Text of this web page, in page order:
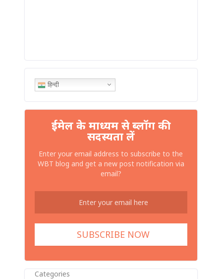
हिन्दी
ईमेल के माध्यम से ब्लॉग की
सदस्यता लें
Enter your email address to subscribe to the
WBT blog and get a new post notification via
email?
Categories